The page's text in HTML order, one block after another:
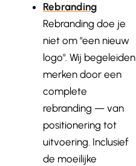
Rebranding
Rebranding doe je
niet om "een nieuw
logo". Wij begeleiden
merken door een
complete
rebranding — van
positionering tot
uitvoering. Inclusief
de moeilijke